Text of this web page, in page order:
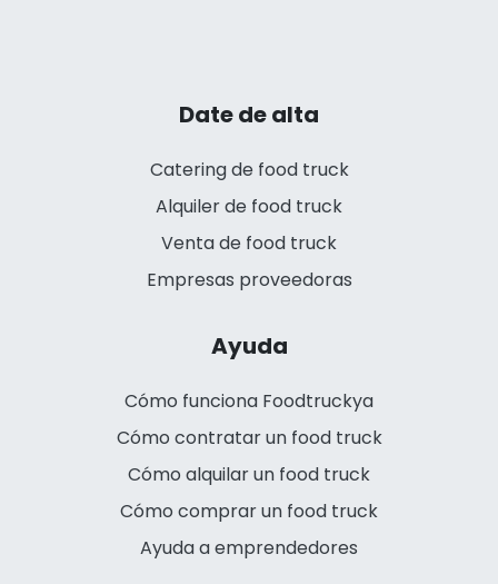
Date de alta
Catering de food truck
Alquiler de food truck
Venta de food truck
Empresas proveedoras
Ayuda
Cómo funciona Foodtruckya
Cómo contratar un food truck
Cómo alquilar un food truck
Cómo comprar un food truck
Ayuda a emprendedores